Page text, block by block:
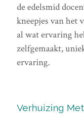
de edelsmid
kneepjes van het
al wat ervaring
zelfgemaakt,
ervaring.
Verhuizing